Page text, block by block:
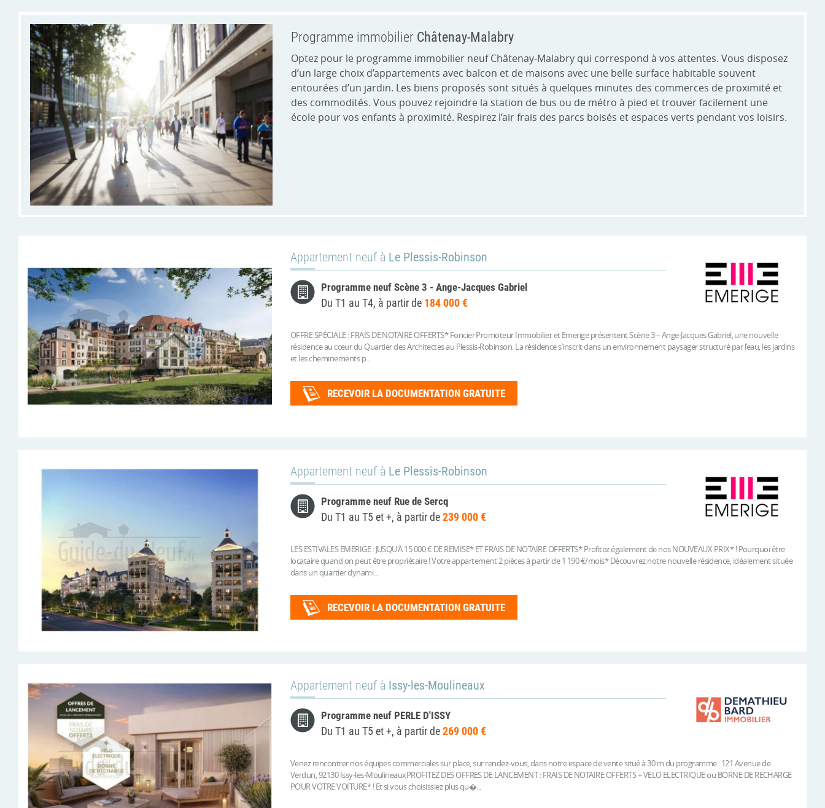
Programme immobilier Châtenay-Malabry
Optez pour le programme immobilier neuf Châtenay-Malabry qui correspond à vos attentes. Vous disposez
d’un large choix d’appartements avec balcon et de maisons avec une belle surface habitable souvent
entourées d’un jardin. Les biens proposés sont situés à quelques minutes des commerces de proximité et
des commodités. Vous pouvez rejoindre la station de bus ou de métro à pied et trouver facilement une
école pour vos enfants à proximité. Respirez l’air frais des parcs boisés et espaces verts pendant vos loisirs.
Appartement neuf à Le Plessis-Robinson
Programme neuf Scène 3 - Ange-Jacques Gabriel
Du T1 au T4, à partir de 184 000 €
OFFRE SPÉCIALE : FRAIS DE NOTAIRE OFFERTS* Foncier Promoteur Immobilier et Emerige présentent Scène 3 – Ange-Jacques Gabriel, une nouvelle
résidence au cœur du Quartier des Architectes au Plessis-Robinson. La résidence s’inscrit dans un environnement paysager structuré par l’eau, les jardins
et les cheminements p...
RECEVOIR LA DOCUMENTATION GRATUITE
Appartement neuf à Le Plessis-Robinson
Programme neuf Rue de Sercq
Du T1 au T5 et +, à partir de239 000 €
LES ESTIVALES EMERIGE : JUSQU'À 15 000 € DE REMISE* ET FRAIS DE NOTAIRE OFFERTS* Profitez également de nos NOUVEAUX PRIX* ! Pourquoi être
locataire quand on peut être propriétaire ! Votre appartement 2 pièces à partir de 1 190 €/mois* Découvrez notre nouvelle résidence, idéalement située
dans un quartier dynami...
RECEVOIR LA DOCUMENTATION GRATUITE
Appartement neuf à Issy-les-Moulineaux
Programme neuf PERLE D'ISSY
Du T1 au T5 et +, à partir de269 000 €
Venez rencontrer nos équipes commerciales sur place, sur rendez-vous, dans notre espace de vente situé à 30 m du programme : 121 Avenue de
Verdun, 92130 Issy-les-MoulineauxPROFITEZ DES OFFRES DE LANCEMENT : FRAIS DE NOTAIRE OFFERTS + VELO ELECTRIQUE ou BORNE DE RECHARGE
POUR VOTRE VOITURE* ! Et si vous choisissiez plus qu�...